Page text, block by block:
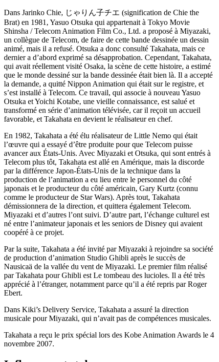
Dans Jarinko Chie, じゃりん子チエ (signification de Chie the
Brat) en 1981, Yasuo Otsuka qui appartenait à Tokyo Movie
Shinsha / Telecom Animation Film Co., Ltd. a proposé à Miyazaki,
un collègue de Telecom, de faire de cette bande dessinée un dessin
animé, mais il a refusé. Otsuka a donc consulté Takahata, mais ce
dernier a d’abord exprimé sa désapprobation. Cependant, Takahata,
qui avait réellement visité Osaka, la scène de cette histoire, a estimé
que le monde dessiné sur la bande dessinée était bien là. Il a accepté
la demande, a quitté Nippon Animation qui était sur le registre, et
s’est installé à Telecom. Ce travail, qui associe à nouveau Yasuo
Otsuka et Yoichi Kotabe, une vieille connaissance, est salué et
transformé en série d’animation télévisée, car il reçoit un accueil
favorable, et Takahata en devient le réalisateur en chef.
En 1982, Takahata a été élu réalisateur de Little Nemo qui était
l’œuvre qui a essayé d’être produite pour que Telecom puisse
avancer aux États-Unis. Avec Miyazaki et Otsuka, qui sont entrés à
Telecom plus tôt, Takahata est allé en Amérique, mais la discorde
par la différence Japon-États-Unis de la technique dans la
production de l’animation a eu lieu entre le personnel du côté
japonais et le producteur du côté américain, Gary Kurtz (connu
comme le producteur de Star Wars). Après tout, Takahata
démissionnera de la direction, et quittera également Telecom.
Miyazaki et d’autres l’ont suivi. D’autre part, l’échange culturel est
né entre l’animateur japonais et les seniors de Disney qui avaient
coopéré à ce projet.
Par la suite, Takahata a été invité par Miyazaki à rejoindre sa société
de production d’animation Studio Ghibli après le succès de
Nausicaä de la vallée du vent de Miyazaki. Le premier film réalisé
par Takahata pour Ghibli est Le tombeau des lucioles. Il a été très
apprécié à l’étranger, notamment parce qu’il a été repris par Roger
Ebert.
Dans Kiki’s Delivery Service, Takahata a assuré la direction
musicale pour Miyazaki, qui n’avait pas de compétences musicales.
Takahata a reçu le prix spécial lors des Kobe Animation Awards le 4
novembre 2007.